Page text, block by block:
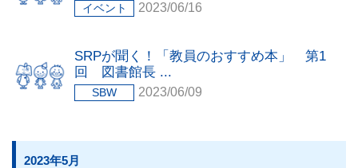
イベント 2023/06/16
SRPが聞く！「教員のおすすめ本」 第1
回 図書館長 ...
SBW 2023/06/09
2023年5月